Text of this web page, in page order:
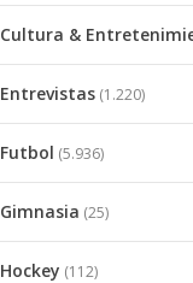
Cultura &
Entrevistas (1.220)
Futbol (5.936)
Gimnasia (25)
Hockey (112)